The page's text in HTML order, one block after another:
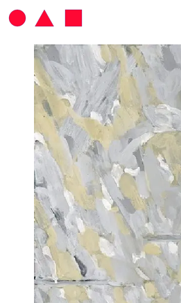
HANS
CATALOGUE
VOL. 1 : LES
VOL. 2 : LES
VOL. 3 : CRAYONS DE